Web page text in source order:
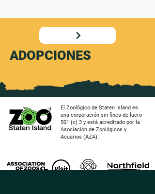
ADOPCIONES
El Zoológico de Staten Island es
una corporación sin fines de lucro
501 (c) 3 y está acreditado por la
Asociación de Zoológicos y
Acuarios (AZA).